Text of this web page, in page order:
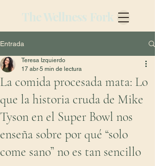
The Wellness Fork
Entrada
La comida procesada mata: Lo
que la historia cruda de Mike
Tyson en el Super Bowl nos
enseña sobre por qué “solo
come sano” no es tan sencillo
Teresa Izquierdo
17 abr 5 min de lectura